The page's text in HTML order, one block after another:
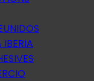
IBERIA